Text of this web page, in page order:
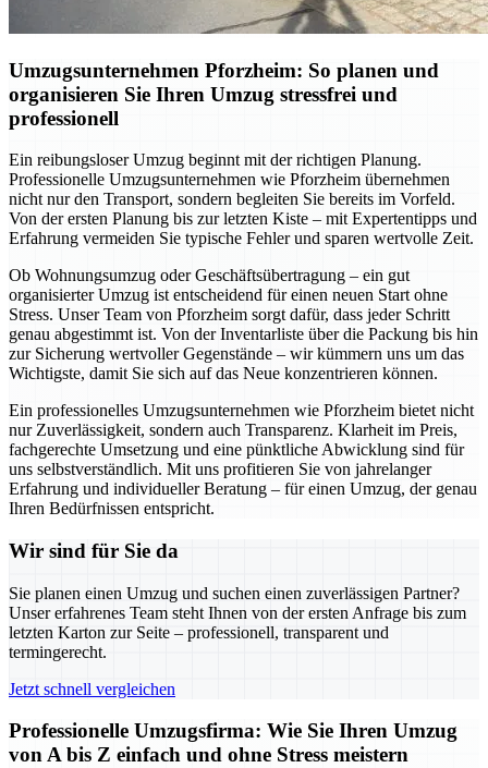
Umzugsunternehmen Pforzheim: So planen und
organisieren Sie Ihren Umzug stressfrei und
professionell
Ein reibungsloser Umzug beginnt mit der richtigen Planung.
Professionelle Umzugsunternehmen wie Pforzheim übernehmen
nicht nur den Transport, sondern begleiten Sie bereits im Vorfeld.
Von der ersten Planung bis zur letzten Kiste – mit Expertentipps und
Erfahrung vermeiden Sie typische Fehler und sparen wertvolle Zeit.
Ob Wohnungsumzug oder Geschäftsübertragung – ein gut
organisierter Umzug ist entscheidend für einen neuen Start ohne
Stress. Unser Team von Pforzheim sorgt dafür, dass jeder Schritt
genau abgestimmt ist. Von der Inventarliste über die Packung bis hin
zur Sicherung wertvoller Gegenstände – wir kümmern uns um das
Wichtigste, damit Sie sich auf das Neue konzentrieren können.
Ein professionelles Umzugsunternehmen wie Pforzheim bietet nicht
nur Zuverlässigkeit, sondern auch Transparenz. Klarheit im Preis,
fachgerechte Umsetzung und eine pünktliche Abwicklung sind für
uns selbstverständlich. Mit uns profitieren Sie von jahrelanger
Erfahrung und individueller Beratung – für einen Umzug, der genau
Ihren Bedürfnissen entspricht.
Wir sind für Sie da
Sie planen einen Umzug und suchen einen zuverlässigen Partner?
Unser erfahrenes Team steht Ihnen von der ersten Anfrage bis zum
letzten Karton zur Seite – professionell, transparent und
termingerecht.
Jetzt schnell vergleichen
Professionelle Umzugsfirma: Wie Sie Ihren Umzug
von A bis Z einfach und ohne Stress meistern